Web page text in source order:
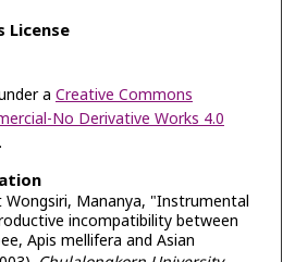
License
a Creative Commons
No Derivative Works 4.0
.
Mananya, "Instrumental
incompatibility between
Apis mellifera and Asian